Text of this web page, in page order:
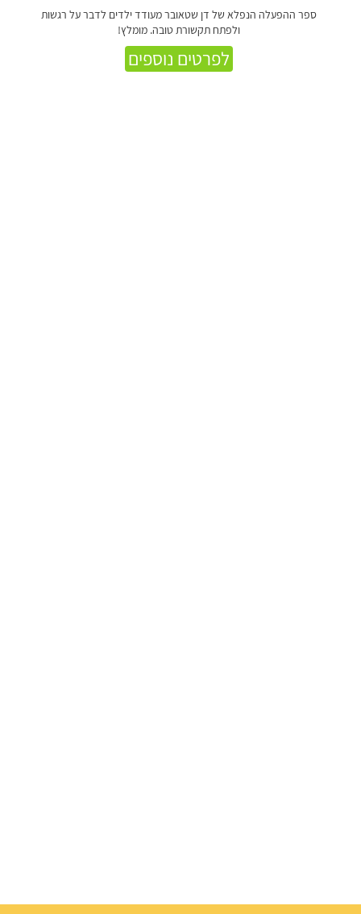
ספר ההפעלה הנפלא של דן שטאובר מעודד ילדים לדבר על רגשות
ולפתח תקשורת טובה. מומלץ!
לפרטים נוספים